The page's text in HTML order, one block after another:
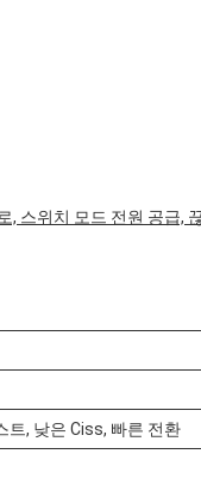
스위치 모드 전원 공급,
트, 낮은 Ciss, 빠른 전환